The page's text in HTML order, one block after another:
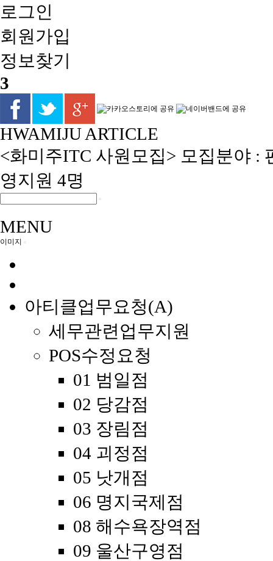
로그인
회원 가입
정보찾기
3
HWAMIJU ARTICLE
<화미주ITC 사원모집> 모집분야 :
영지원 4명
MENU
이미지
아티클업무요청(A)
세무관련업무지원
POS수정요청
01 범일점
02 당감점
03 장림점
04 괴정점
05 낫개점
06 명지국제점
08 해수욕장역점
09 울산구영점